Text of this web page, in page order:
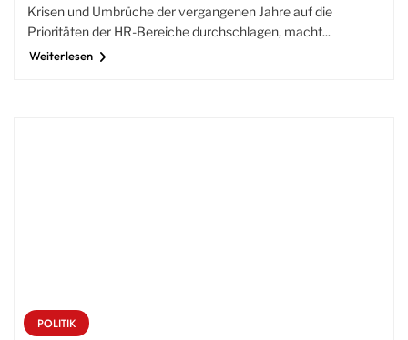
Krisen und Umbrüche der vergangenen Jahre auf die
Prioritäten der HR-Bereiche durchschlagen, macht...
Weiterlesen
POLITIK